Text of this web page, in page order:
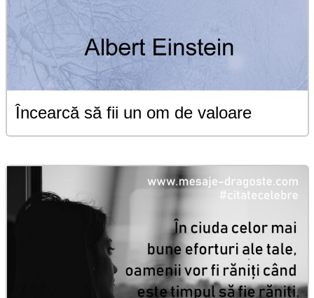
Încearcă să fii un om de valoare